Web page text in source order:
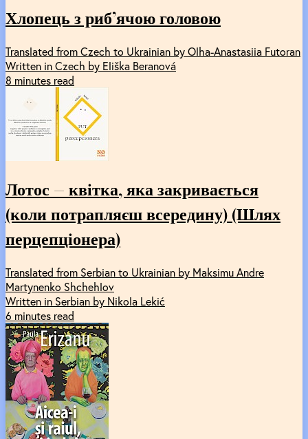
Хлопець з риб’ячою головою
Translated from Czech to Ukrainian by Olha-Anastasiia Futoran
Written in Czech by Eliška Beranová
8 minutes read
Лотос — квітка, яка закривається
(коли потрапляєш всередину) (Шлях
перцепціонера)
Translated from Serbian to Ukrainian by Maksimu Andre
Martynenko Shchehlov
Written in Serbian by Nikola Lekić
6 minutes read